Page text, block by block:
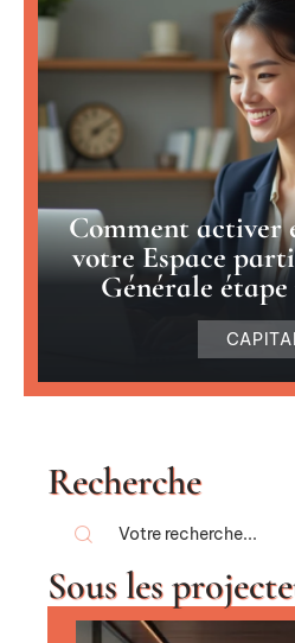
Comment activer
votre Espace
Générale
Recherche
Sous les